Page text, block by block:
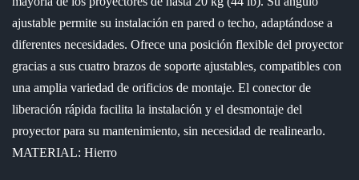
ajustable permite su instalación en pared o techo, adaptándose a
diferentes necesidades. Ofrece una posición flexible del proyector
gracias a sus cuatro brazos de soporte ajustables, compatibles con
una amplia variedad de orificios de montaje. El conector de
liberación rápida facilita la instalación y el desmontaje del
proyector para su mantenimiento, sin necesidad de realinearlo.
MATERIAL: Hierro